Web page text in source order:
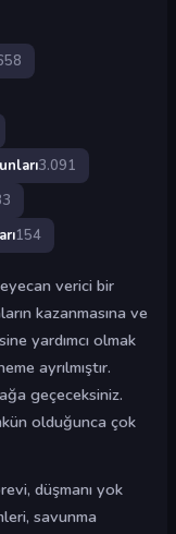
3.091
154
verici bir
kazanmasına ve
yardımcı olmak
ayrılmıştır.
geçeceksiniz.
olduğunca çok
düşmanı yok
savunma